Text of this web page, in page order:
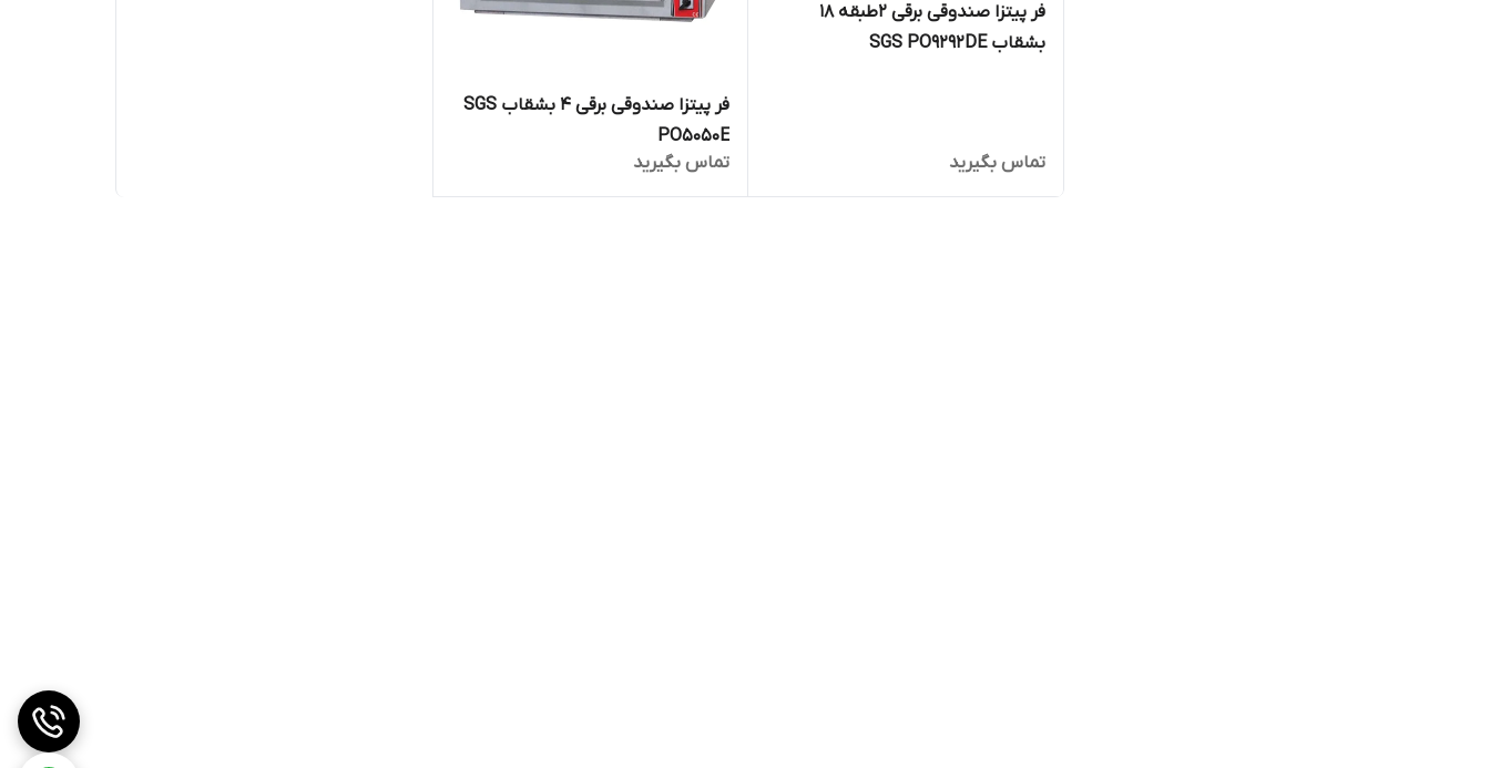
فر پیتزا صندوقی برقی 2طبقه 18
بشقاب SGS PO9292DE
تماس بگیرید
فر پیتزا صندوقی برقی 4 بشقاب SGS
PO5050E
تماس بگیرید